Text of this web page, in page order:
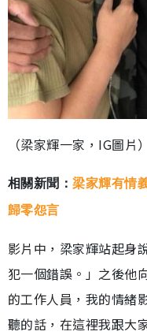
（梁家輝一家，IG圖片）
相關新聞：梁家輝有情
歸零怨言
影片中，梁家輝站起身
犯一個錯誤。」之後他
的工作人員，我的情緒
聽的話，在這裡我跟大